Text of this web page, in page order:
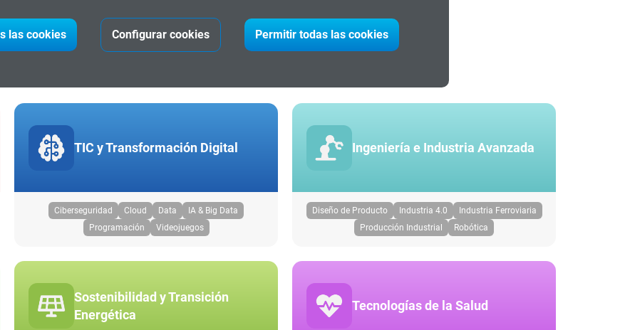
las cookies Configurar cookies Permitir todas las cookies
por área de conocimiento
TIC y Transformación Digital
Ciberseguridad Cloud Data
IA & Big Data
Programación
Videojuegos
Ingeniería e Industria Avanzada
Diseño de Producto Industria 4.0
Industria Ferroviaria
Producción Industrial
Robótica
Sostenibilidad y Transición
Energética
Tecnologías de la Salud